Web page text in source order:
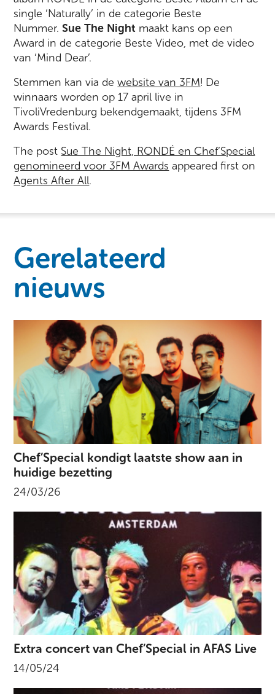
single ‘Naturally’ in de categorie Beste
Nummer.Sue The Night maakt kans op een
Award in de categorie Beste Video, met de video
van ‘Mind Dear’.
Stemmen kan via dewebsite van 3FM! De
winnaars worden op 17 april live in
TivoliVredenburg bekendgemaakt, tijdens 3FM
Awards Festival.
The post Sue The Night, RONDÉ en Chef’Special
genomineerd voor 3FM Awards appeared first on
Agents After All.
Gerelateerd
nieuws
Chef’Special kondigt laatste show aan in
huidige bezetting
24/03/26
Extra concert van Chef’Special in AFAS Live
14/05/24